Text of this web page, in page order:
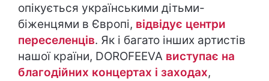
опікується українськими дітьми-
біженцями в Європі, відвідує центри
переселенців. Як і багато інших артистів
нашої країни, DOROFEEVA виступає на
благодійних концертах і заходах,